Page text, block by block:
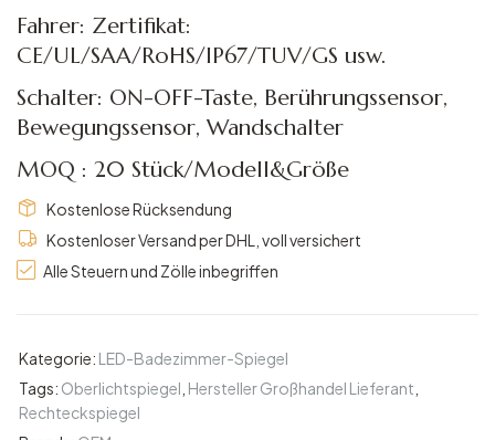
Fahrer: Zertifikat:
CE/UL/SAA/RoHS/IP67/TUV/GS usw.
Schalter: ON-OFF-Taste, Berührungssensor,
Bewegungssensor, Wandschalter
MOQ : 20 Stück/Modell&Größe
Kostenlose Rücksendung
Kostenloser Versand per DHL, voll versichert
Alle Steuern und Zölle inbegriffen
Kategorie: LED-Badezimmer-Spiegel
Tags: Oberlichtspiegel Hersteller Großhandel Lieferant
Rechteckspiegel